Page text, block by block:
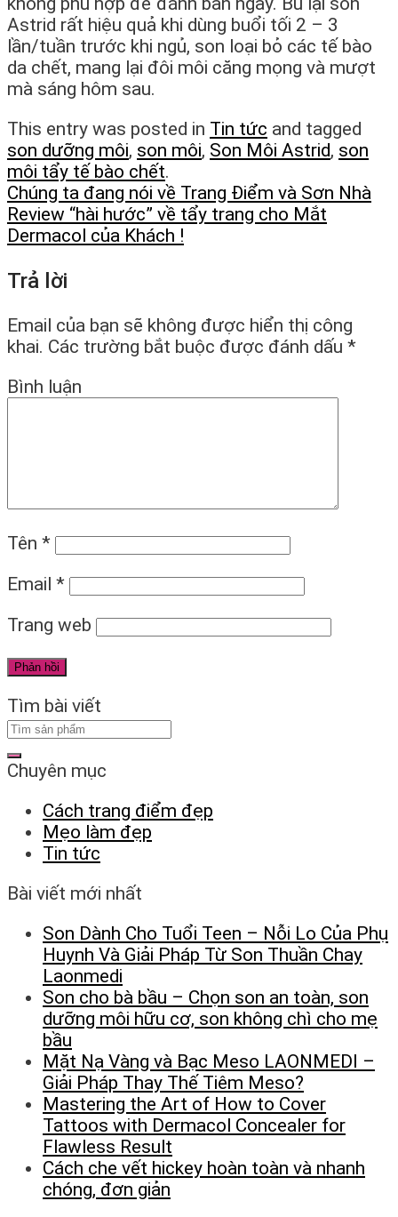
Astrid rất hiệu quả khi dùng buổi tối 2 – 3
lần/tuần trước khi ngủ, son loại bỏ các tế bào
da chết, mang lại đôi môi căng mọng và mượt
mà sáng hôm sau.
This entry was posted in Tin tức and tagged
son dưỡng môi, son môi, Son Môi Astrid, son
môi tẩy tế bào chết.
Chúng ta đang nói về Trang Điểm và Sơn Nhà
Review “hài hước” về tẩy trang cho Mắt
Dermacol của Khách !
Trả lời
Email của bạn sẽ không được hiển thị công
khai. Các trường bắt buộc được đánh dấu *
Bình luận
Tên *
Email *
Trang web
Tìm bài viết
Chuyên mục
Cách trang điểm đẹp
Mẹo làm đẹp
Tin tức
Bài viết mới nhất
Son Dành Cho Tuổi Teen – Nỗi Lo Của Phụ
Huynh Và Giải Pháp Từ Son Thuần Chay
Laonmedi
Son cho bà bầu – Chọn son an toàn, son
dưỡng môi hữu cơ, son không chì cho mẹ
bầu
Mặt Nạ Vàng và Bạc Meso LAONMEDI –
Giải Pháp Thay Thế Tiêm Meso?
Mastering the Art of How to Cover
Tattoos with Dermacol Concealer for
Flawless Result
Cách che vết hickey hoàn toàn và nhanh
chóng, đơn giản